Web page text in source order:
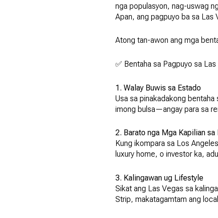
nga populasyon, nag-uswag
Apan, ang pagpuyo ba sa Las
Atong tan-awon ang mga
✅ Bentaha sa Pagpuyo sa
1. Walay Buwis sa Estado
Usa sa pinakadakong
imong bulsa—angay para sa
2. Barato nga Mga Kapilian sa
Kung ikompara sa Los
luxury home, o investor ka,
3. Kalingawan ug Lifestyle
Sikat ang Las Vegas sa
Strip, makatagamtam ang